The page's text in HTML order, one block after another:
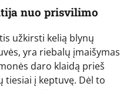
nuo prisvilimo
užkirsti kelią blynų
yra riebalų įmaišymas
daro klaidą prieš
tiesiai į keptuvę. Dėl to